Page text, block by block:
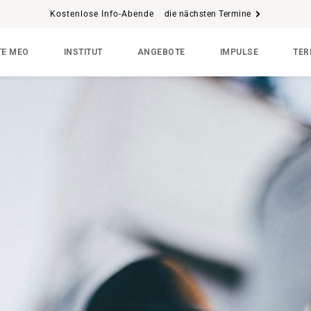
Kostenlose Info-Abende die nächsten Termine
MEO INSTITUT ANGEBOTE IMPULSE